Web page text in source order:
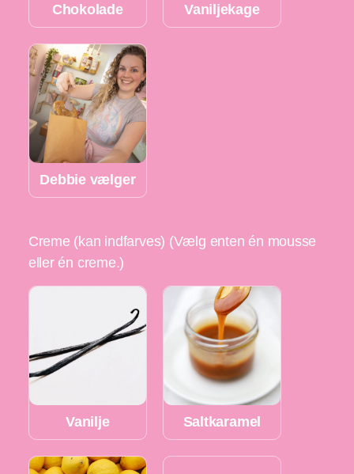
Chokolade Vaniljekage
Debbie vælger
Creme (kan indfarves) (Vælg enten én mousse
eller én creme.)
Vanilje Saltkaramel